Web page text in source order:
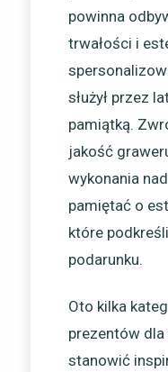
powinna
trwałości i
służył przez
pamiątką.
jakość
wykonania
pamiętać o
które
podarunku.
Oto kilka
prezentów
stanowić